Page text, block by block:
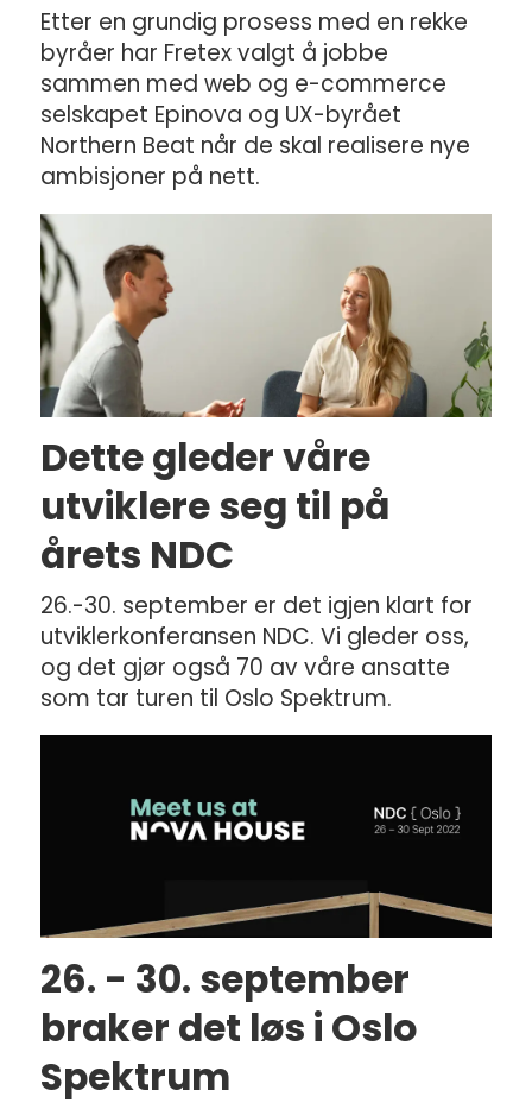
Etter en grundig prosess med en rekke
byråer har Fretex valgt å jobbe
sammen med web og e-commerce
selskapet Epinova og UX-byrået
Northern Beat når de skal realisere nye
ambisjoner på nett.
Dette gleder våre
utviklere seg til på
årets NDC
26.-30. september er det igjen klart for
utviklerkonferansen NDC. Vi gleder oss,
og det gjør også 70 av våre ansatte
som tar turen til Oslo Spektrum.
26. - 30. september
braker det løs i Oslo
Spektrum